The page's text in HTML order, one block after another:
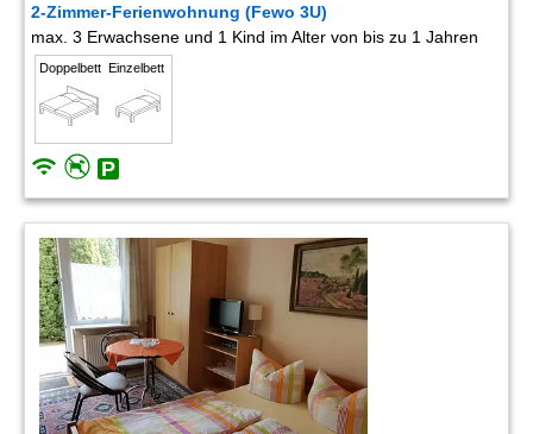
2-Zimmer-Ferienwohnung (Fewo 3U)
max. 3 Erwachsene und 1 Kind im Alter von bis zu 1 Jahren
Doppelbett Einzelbett